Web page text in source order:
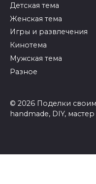
Детская тема
Женская тема
Игры и развлечения
Кинотема
Мужская тема
Разное
© 2026 Поделки
handmade, DIY,